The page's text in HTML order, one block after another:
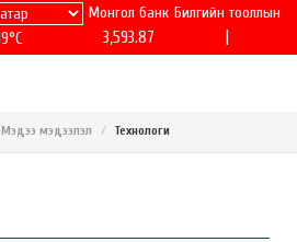
Монгол банк
3,593.87
Билгийн тооллын
Мэдээ мэдээлэл Технологи